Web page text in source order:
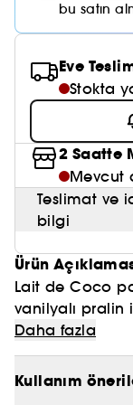
Maske
Cilt Bakım
Saç Bakım
Okyanus Esansı
Nemlendirici
Kızarıklık için
Sıkılaştırıcı ve
Cilt Tonu
Gözenek Karşıtı
Karma ve
CHAMPO
LE MONDE
SUMMER
ERBORIAN
OLAPLEX
KÉRASTASE
TANGLE TEEZER
GISOU
K18
ARMANI
SUPERGOOP!
GISOU
AMIKA
KAYALI
bu satın
Eve
Stokta
2 Saatte
Mevcut
Teslimat ve
bilgi
Ürün
Lait de Coco
vanilyalı pralin
özünü bir
kıyılarına
Ferah, kremsi
Daha fazla
Kullanım